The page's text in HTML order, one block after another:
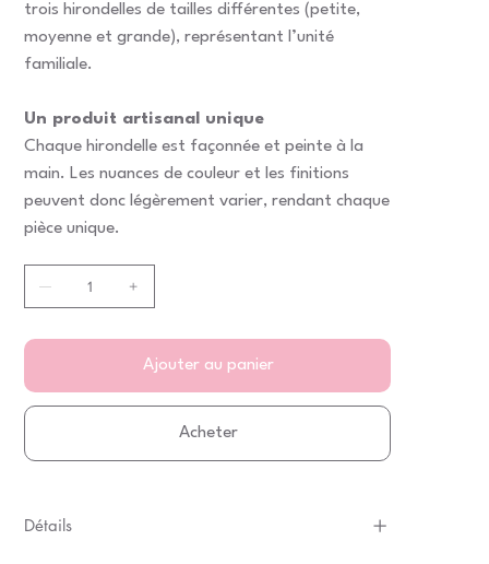
trois hirondelles de tailles différentes (petite,
moyenne et grande), représentant l’unité
familiale.
Un produit artisanal unique
Chaque hirondelle est façonnée et peinte à la
main. Les nuances de couleur et les finitions
peuvent donc légèrement varier, rendant chaque
pièce unique.
Ajouter au panier
Acheter
Détails